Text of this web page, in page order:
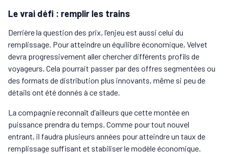
Le vrai défi : remplir les trains
Derrière la question des prix, l’enjeu est aussi celui du
remplissage. Pour atteindre un équilibre économique, Velvet
devra progressivement aller chercher différents profils de
voyageurs. Cela pourrait passer par des offres segmentées ou
des formats de distribution plus innovants, même si peu de
détails ont été donnés à ce stade.
La compagnie reconnaît d’ailleurs que cette montée en
puissance prendra du temps. Comme pour tout nouvel
entrant, il faudra plusieurs années pour atteindre un taux de
remplissage suffisant et stabiliser le modèle économique.